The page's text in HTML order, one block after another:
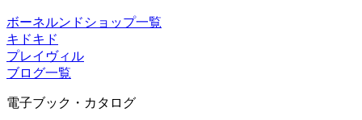
ボーネルンドショップ一覧
キドキド
プレイヴィル
ブログ一覧
電子ブック・カタログ